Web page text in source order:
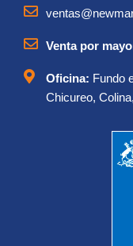
Venta por
Oficina: Fundo
Chicureo,